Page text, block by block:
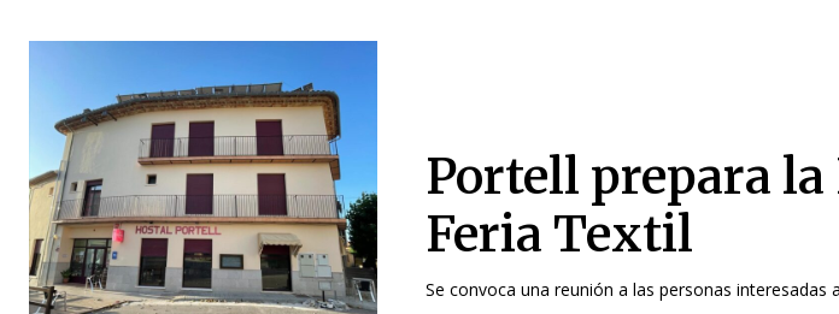
Portell prepara
Feria Textil
Se convoca una reunión a las personas interesadas